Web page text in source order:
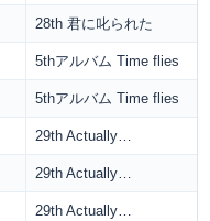
28th 君に叱られた
5thアルバム Time flies
5thアルバム Time flies
29th Actually…
29th Actually…
29th Actually…